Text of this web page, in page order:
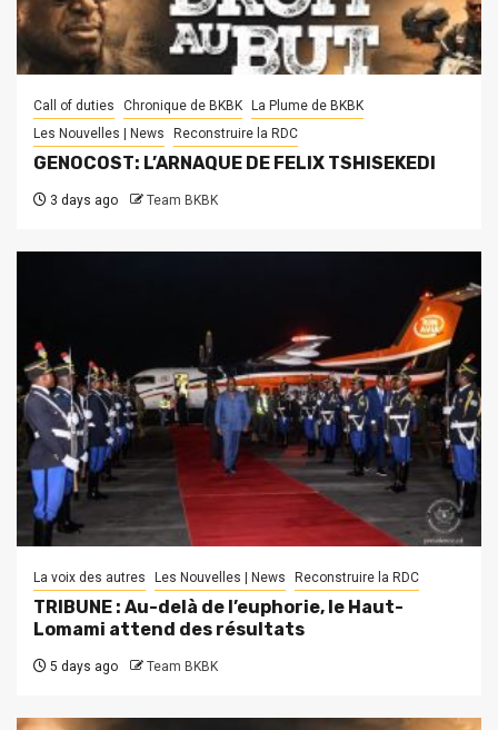
Call of duties Chronique de BKBK La Plume de BKBK
Les Nouvelles | News
Reconstruire la RDC
GENOCOST: L’ARNAQUE DE FELIX TSHISEKEDI
3 days ago Team BKBK
La voix des autres Les Nouvelles | News Reconstruire la RDC
TRIBUNE : Au-delà de l’euphorie, le Haut-
Lomami attend des résultats
5 days ago Team BKBK